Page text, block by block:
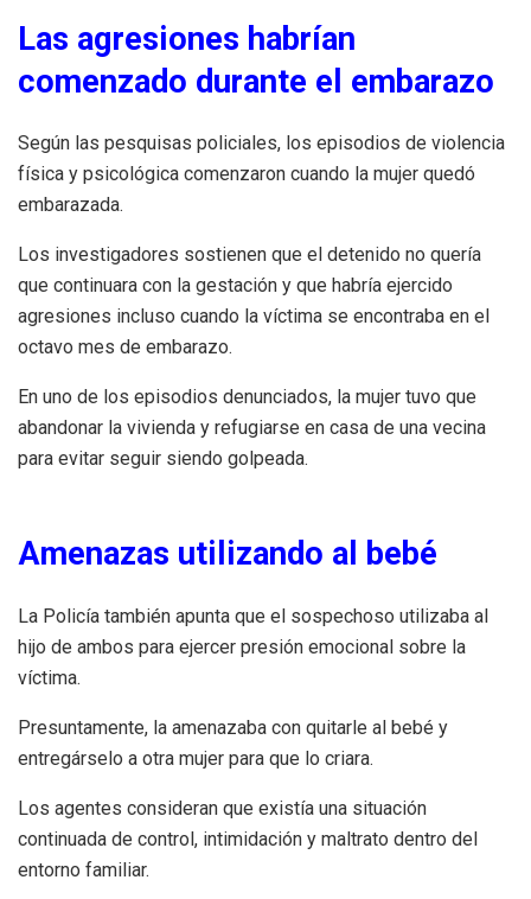
Las agresiones habrían
comenzado durante el embarazo
Según las pesquisas policiales, los episodios de violencia
física y psicológica comenzaron cuando la mujer quedó
embarazada.
Los investigadores sostienen que el detenido no quería
que continuara con la gestación y que habría ejercido
agresiones incluso cuando la víctima se encontraba en el
octavo mes de embarazo.
En uno de los episodios denunciados, la mujer tuvo que
abandonar la vivienda y refugiarse en casa de una vecina
para evitar seguir siendo golpeada.
Amenazas utilizando al bebé
La Policía también apunta que el sospechoso utilizaba al
hijo de ambos para ejercer presión emocional sobre la
víctima.
Presuntamente, la amenazaba con quitarle al bebé y
entregárselo a otra mujer para que lo criara.
Los agentes consideran que existía una situación
continuada de control, intimidación y maltrato dentro del
entorno familiar.